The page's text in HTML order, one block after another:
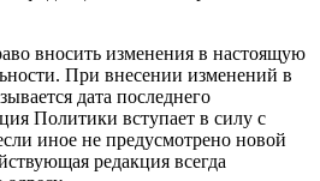
вносить изменения в настоящую
При внесении изменений в
дата последнего
Политики вступает в силу с
иное не предусмотрено новой
редакция всегда